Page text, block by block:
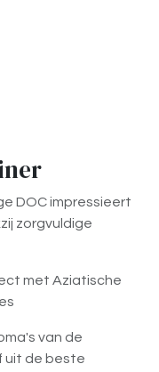
DOC impressieert
zorgvuldige
met Aziatische
van de
uit de beste